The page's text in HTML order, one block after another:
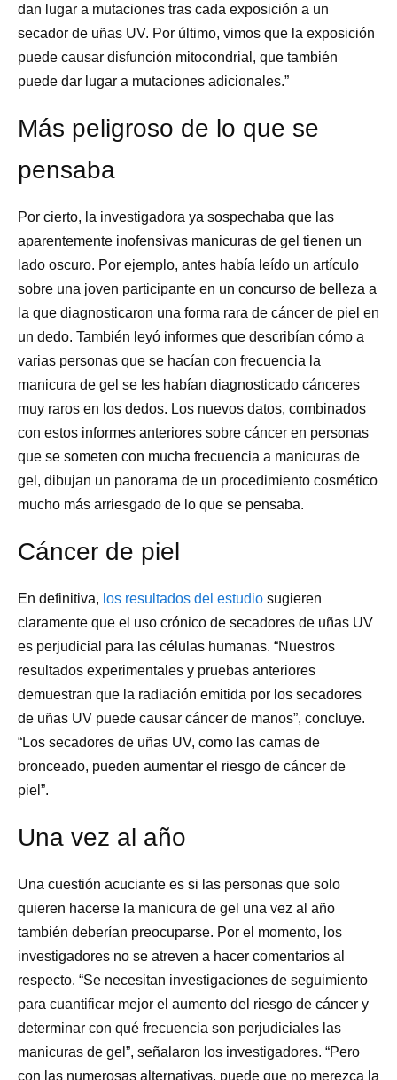
dan lugar a mutaciones tras cada exposición a un
secador de uñas UV. Por último, vimos que la exposición
puede causar disfunción mitocondrial, que también
puede dar lugar a mutaciones adicionales.”
Más peligroso de lo que se
pensaba
Por cierto, la investigadora ya sospechaba que las
aparentemente inofensivas manicuras de gel tienen un
lado oscuro. Por ejemplo, antes había leído un artículo
sobre una joven participante en un concurso de belleza a
la que diagnosticaron una forma rara de cáncer de piel en
un dedo. También leyó informes que describían cómo a
varias personas que se hacían con frecuencia la
manicura de gel se les habían diagnosticado cánceres
muy raros en los dedos. Los nuevos datos, combinados
con estos informes anteriores sobre cáncer en personas
que se someten con mucha frecuencia a manicuras de
gel, dibujan un panorama de un procedimiento cosmético
mucho más arriesgado de lo que se pensaba.
Cáncer de piel
En definitiva, los resultados del estudio sugieren
claramente que el uso crónico de secadores de uñas UV
es perjudicial para las células humanas. “Nuestros
resultados experimentales y pruebas anteriores
demuestran que la radiación emitida por los secadores
de uñas UV puede causar cáncer de manos”, concluye.
“Los secadores de uñas UV, como las camas de
bronceado, pueden aumentar el riesgo de cáncer de
piel”.
Una vez al año
Una cuestión acuciante es si las personas que solo
quieren hacerse la manicura de gel una vez al año
también deberían preocuparse. Por el momento, los
investigadores no se atreven a hacer comentarios al
respecto. “Se necesitan investigaciones de seguimiento
para cuantificar mejor el aumento del riesgo de cáncer y
determinar con qué frecuencia son perjudiciales las
manicuras de gel”, señalaron los investigadores. “Pero
con las numerosas alternativas, puede que no merezca la